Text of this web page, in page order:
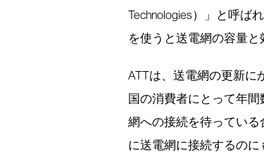
Technologies）」と呼ば
を使うと送電網の容量と
ATTは、送電網の更新に
国の消費者にとって年
網への接続を待ってい
に送電網に接続するのに